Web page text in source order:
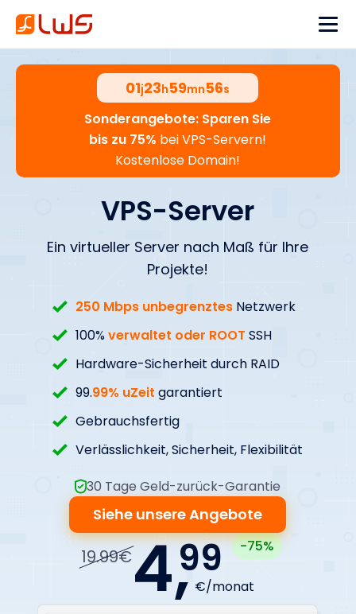
01j23h59mn55s
Sonderangebote: Sparen Sie
bis zu 75% bei VPS-Servern!
Kostenlose Domain!
VPS-Server
Ein virtueller Server nach Maß für Ihre
Projekte!
250 Mbps unbegrenztes Netzwerk
100%verwaltet oder ROOT SSH
Hardware-Sicherheit durch RAID
99.99% uZeit garantiert
Gebrauchsfertig
Verlässlichkeit, Sicherheit, Flexibilität
19.99€4,99
€/monat
-75%
Siehe unsere Angebote
30 Tage Geld-zurück-Garantie